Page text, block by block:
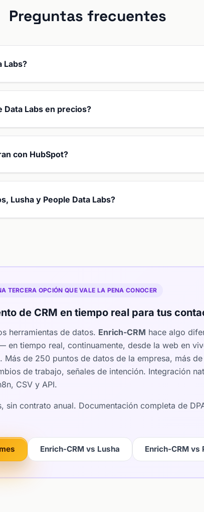
Preguntas frecuentes
Labs?
Data Labs en precios?
con HubSpot?
Lusha y People Data Labs?
TERCERA OPCIÓN QUE VALE LA PENA CONOCER
de CRM en tiempo real para tus
herramientas de datos. Enrich-CRM hace algo
en tiempo real, continuamente, desde la web en
Más de 250 puntos de datos de la empresa, más
de trabajo, señales de intención. Integración
CSV y API.
sin contrato anual. Documentación completa de
Enrich-CRM vs Lusha Enrich-CRM vs